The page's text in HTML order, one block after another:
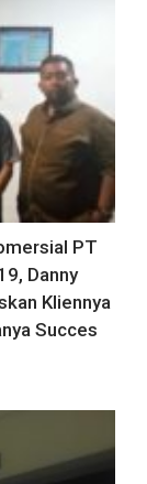
PT
Danny
Kliennya
Succes